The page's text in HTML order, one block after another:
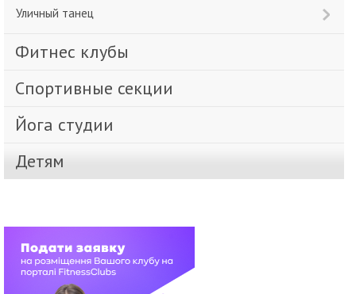
Уличный танец
Фитнес клубы
Спортивные секции
Йога студии
Детям